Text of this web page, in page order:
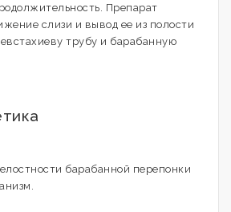
Препарат
слизи и вывод ее из полости
евстахиеву трубу и барабанную
барабанной перепонки